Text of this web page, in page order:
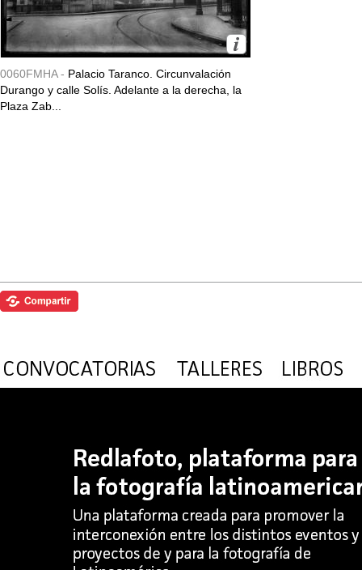
0060FMHA - Palacio Taranco. Circunvalación
Durango y calle Solís. Adelante a la derecha, la
Plaza Zab...